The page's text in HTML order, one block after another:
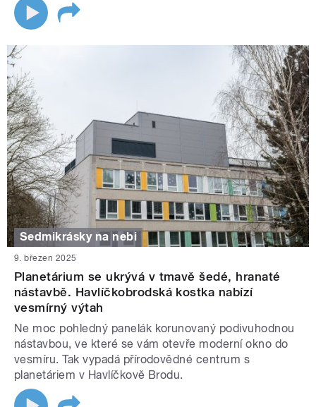
Sedmikrásky na nebi
9. březen 2025
Planetárium se ukrývá v tmavě šedé, hranaté
nástavbě. Havlíčkobrodská kostka nabízí
vesmírný výtah
Ne moc pohledný panelák korunovaný podivuhodnou
nástavbou, ve které se vám otevře moderní okno do
vesmíru. Tak vypadá přírodovědné centrum s
planetáriem v Havlíčkově Brodu.